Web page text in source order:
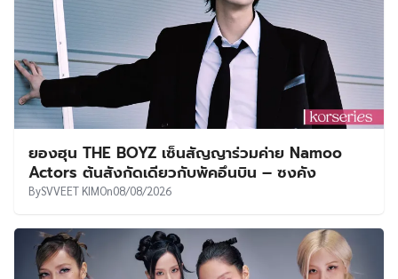
ยองฮุน THE BOYZ เซ็นสัญญาร่วมค่าย Namoo
Actors ต้นสังกัดเดียวกับพัคอึนบิน – ซงคัง
BySVVEET KIMOn08/08/2026